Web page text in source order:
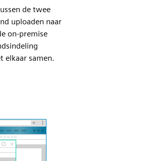
de twee
uploaden naar
on-premise
elkaar samen.